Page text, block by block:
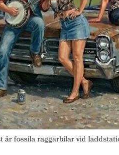
fossila raggarbilar vid